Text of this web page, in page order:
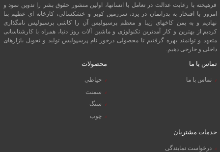
فرهیخته با رعایت عدالت در تعامل با انسانها، اولین منشور حقوق بشر را تدوین نمود و
امروز با افتخار به پدرانمان در یزد، سرزمین کویر و خشکسالی، کارخانه ای عظیم بنا
نهادیم و به یمن کاخهای زیبا و معظم پرسپولیس آن را کاشی پرسپولیس نامگذاری
کردیم.از بهترین و کار آمدترین تکنولوژی و ماشین آلات روز دنیا، همراه با کارشناسانی
متعهد و توانمند بهره گرفتیم تا محصولی درخور نام پرسپولیس تولید و تحویل بازارهای
داخلی و خارجی دهیم.
تماس با ما
تماس با ما
محصولات
حیاطی
سمنت
سنگ
چوب
خدمات مشتریان
درخواست نمایندگی